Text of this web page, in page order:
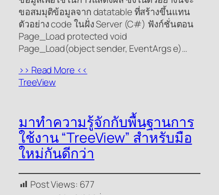
ขอสมมุติข้อมูลจาก datatable ที่สร้างขึ้นแทน
ตัวอย่าง code ในฝั่ง Server (C#) ฟังก์ชั่นตอน
Page_Load protected void
Page_Load(object sender, EventArgs e)…
>> Read More <<
TreeView
มาทำความรู้จักกับพื้นฐานการ
ใช้งาน “TreeView” สำหรับมือ
ใหม่กันดีกว่า
Post Views: 677